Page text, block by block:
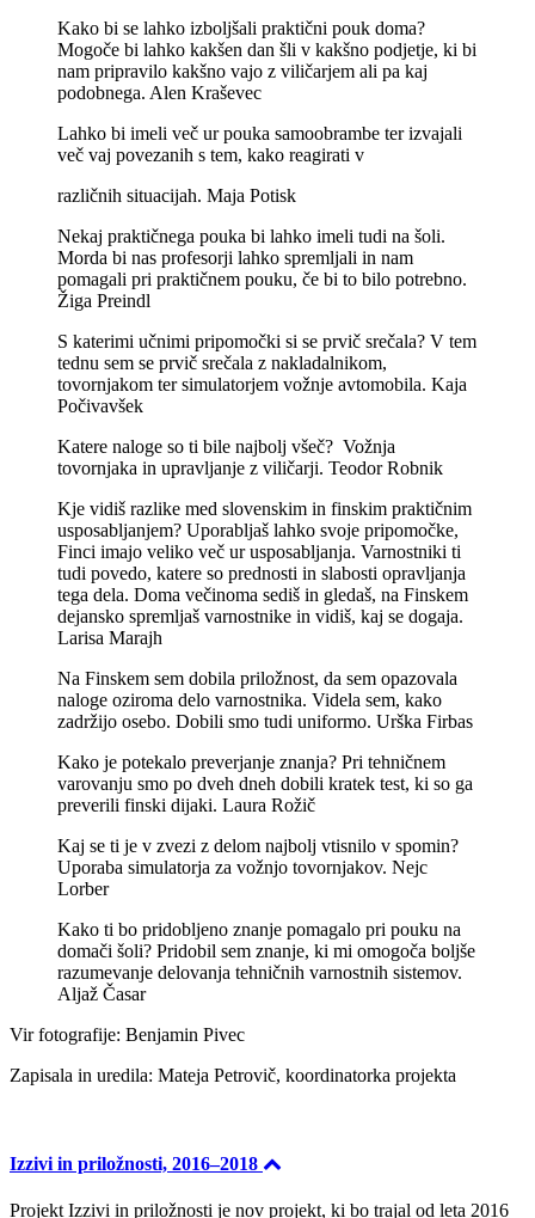
Kako bi se lahko izboljšali praktični pouk doma?
Mogoče bi lahko kakšen dan šli v kakšno podjetje, ki bi
nam pripravilo kakšno vajo z viličarjem ali pa kaj
podobnega. Alen Kraševec
Lahko bi imeli več ur pouka samoobrambe ter izvajali
več vaj povezanih s tem, kako reagirati v
različnih situacijah. Maja Potisk
Nekaj praktičnega pouka bi lahko imeli tudi na šoli.
Morda bi nas profesorji lahko spremljali in nam
pomagali pri praktičnem pouku, če bi to bilo potrebno.
Žiga Preindl
S katerimi učnimi pripomočki si se prvič srečala? V tem
tednu sem se prvič srečala z nakladalnikom,
tovornjakom ter simulatorjem vožnje avtomobila. Kaja
Počivavšek
Katere naloge so ti bile najbolj všeč? Vožnja
tovornjaka in upravljanje z viličarji. Teodor Robnik
Kje vidiš razlike med slovenskim in finskim praktičnim
usposabljanjem? Uporabljaš lahko svoje pripomočke,
Finci imajo veliko več ur usposabljanja. Varnostniki ti
tudi povedo, katere so prednosti in slabosti opravljanja
tega dela. Doma večinoma sediš in gledaš, na Finskem
dejansko spremljaš varnostnike in vidiš, kaj se dogaja.
Larisa Marajh
Na Finskem sem dobila priložnost, da sem opazovala
naloge oziroma delo varnostnika. Videla sem, kako
zadržijo osebo. Dobili smo tudi uniformo. Urška Firbas
Kako je potekalo preverjanje znanja? Pri tehničnem
varovanju smo po dveh dneh dobili kratek test, ki so ga
preverili finski dijaki. Laura Rožič
Kaj se ti je v zvezi z delom najbolj vtisnilo v spomin?
Uporaba simulatorja za vožnjo tovornjakov. Nejc
Lorber
Kako ti bo pridobljeno znanje pomagalo pri pouku na
domači šoli? Pridobil sem znanje, ki mi omogoča boljše
razumevanje delovanja tehničnih varnostnih sistemov.
Aljaž Časar
Vir fotografije: Benjamin Pivec
Zapisala in uredila: Mateja Petrovič, koordinatorka projekta
Izzivi in priložnosti, 2016–2018
Projekt Izzivi in priložnosti je nov projekt, ki bo trajal od leta 2016